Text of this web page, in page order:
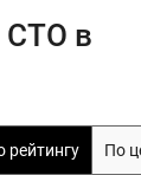
СТО в
рейтингу По